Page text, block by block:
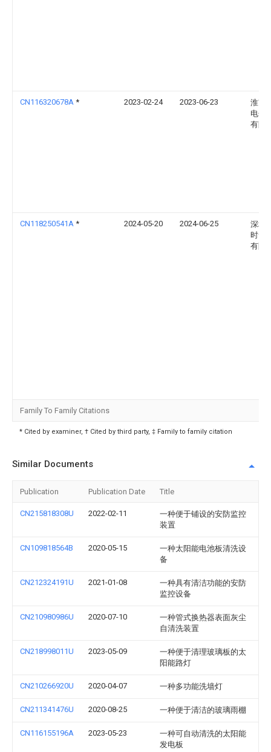
CN116320678A * 2023-02-24 2023-06-23
淮南
电子
有限
CN118250541A * 2024-05-20 2024-06-25
深圳
时云
有限
Family To Family Citations
* Cited by examiner, † Cited by third party, ‡ Family to family citation
Similar Documents
Publication Publication Date Title
CN215818308U 2022-02-11
一种便于铺设的安防监控
装置
CN109818564B 2020-05-15
一种太阳能电池板清洗设
备
CN212324191U 2021-01-08
一种具有清洁功能的安防
监控设备
CN210980986U 2020-07-10
一种管式换热器表面灰尘
自清洗装置
CN218998011U 2023-05-09
一种便于清理玻璃板的太
阳能路灯
CN210266920U 2020-04-07 一种多功能洗墙灯
CN211341476U 2020-08-25 一种便于清洁的玻璃雨棚
CN116155196A 2023-05-23
一种可自动清洗的太阳能
发电板